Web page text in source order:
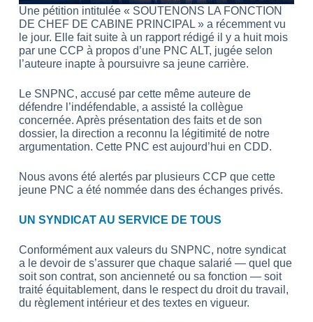
Une pétition intitulée « SOUTENONS LA FONCTION
DE CHEF DE CABINE PRINCIPAL » a récemment vu
le jour. Elle fait suite à un rapport rédigé il y a huit mois
par une CCP à propos d’une PNC ALT, jugée selon
l’auteure inapte à poursuivre sa jeune carrière.
Le SNPNC, accusé par cette même auteure de
défendre l’indéfendable, a assisté la collègue
concernée. Après présentation des faits et de son
dossier, la direction a reconnu la légitimité de notre
argumentation. Cette PNC est aujourd’hui en CDD.
Nous avons été alertés par plusieurs CCP que cette
jeune PNC a été nommée dans des échanges privés.
UN SYNDICAT AU SERVICE DE TOUS
Conformément aux valeurs du SNPNC, notre syndicat
a le devoir de s’assurer que chaque salarié — quel que
soit son contrat, son ancienneté ou sa fonction — soit
traité équitablement, dans le respect du droit du travail,
du règlement intérieur et des textes en vigueur.